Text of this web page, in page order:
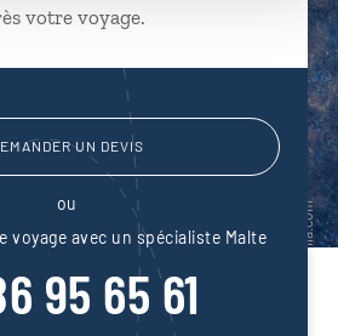
votre voyage.
UN DEVIS
ou
voyage avec un spécialiste Malte
95 65 61